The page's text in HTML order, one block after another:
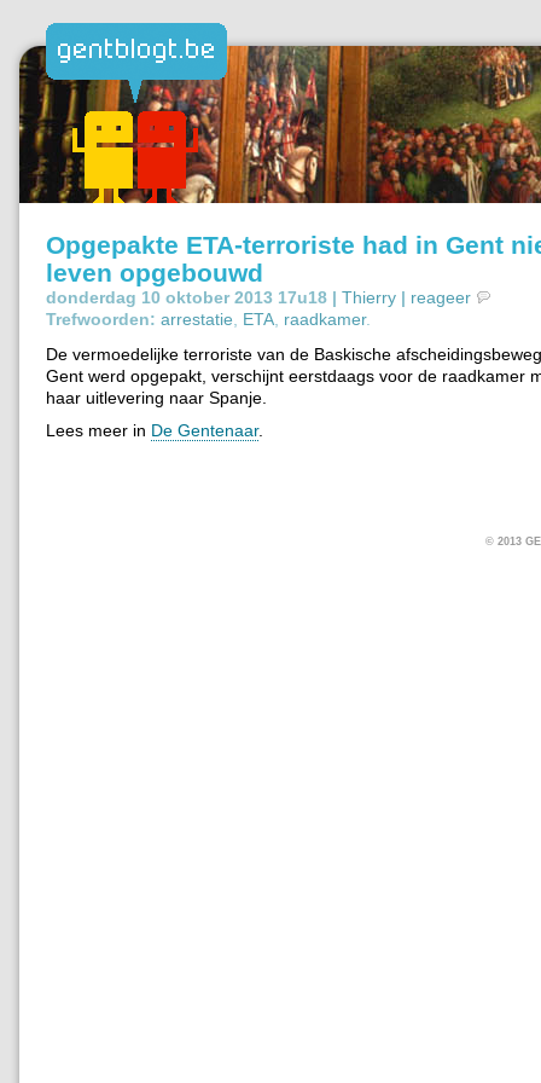
Opgepakte ETA-terroriste had in Gent
leven opgebouwd
donderdag 10 oktober 2013 17u18 | Thierry | reageer
Trefwoorden: arrestatie ETA raadkamer.
De vermoedelijke terroriste van de Baskische
Gent werd opgepakt, verschijnt eerstdaags voor de raadkamer
haar uitlevering naar Spanje.
Lees meer in De Gentenaar.
© 2013